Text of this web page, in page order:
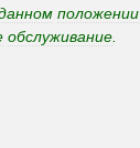
положении
обслуживание